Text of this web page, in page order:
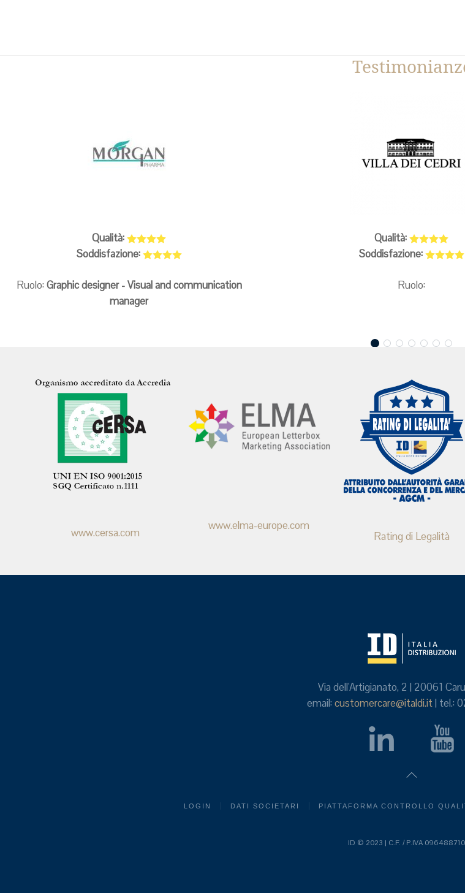
Qualità:
Soddisfazione:
Ruolo: Graphic designer - Visual and communication
manager
Qualità:
Soddisfazione:
Ruolo:
www.cersa.com
www.elma-europe.com
Rating di Legalità
Via dell'Artigianato, 2 | 20061
email: customercare@italdi.it| tel.:
LOGIN DATI SOCIETARI PIATTAFORMA CONTROLLO
ID © 2023 | C.F. / P.IVA